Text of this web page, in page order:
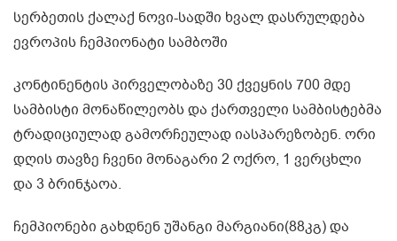
სერბეთის ქალაქ ნოვი-სადში ხვალ დასრულდება
ევროპის ჩემპიონატი სამბოში
კონტინენტის პირველობაზე 30 ქვეყნის 700 მდე
სამბისტი მონაწილეობს და ქართველი სამბისტებმა
ტრადიციულად გამორჩეულად იასპარეზობენ. ორი
დღის თავზე ჩვენი მონაგარი 2 ოქრო, 1 ვერცხლი
და 3 ბრინჯაოა.
ჩემპიონები გახდნენ უშანგი მარგიანი(88კგ) და